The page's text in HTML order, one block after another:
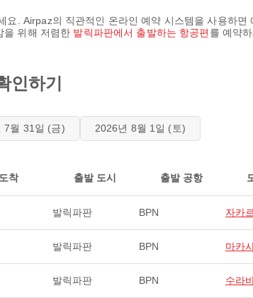
. Airpaz의 직관적인 온라인 예약 시스템을 사용하
을 위해 저렴한 발릭파판에서 출발하는 항공편 를 예약
인하기
7월 31일 (금) 2026년 8월 1일 (토)
도착 출발 도시 출발 공항
발릭파판 BPN 자카
발릭파판 BPN 마카
발릭파판 BPN 수라